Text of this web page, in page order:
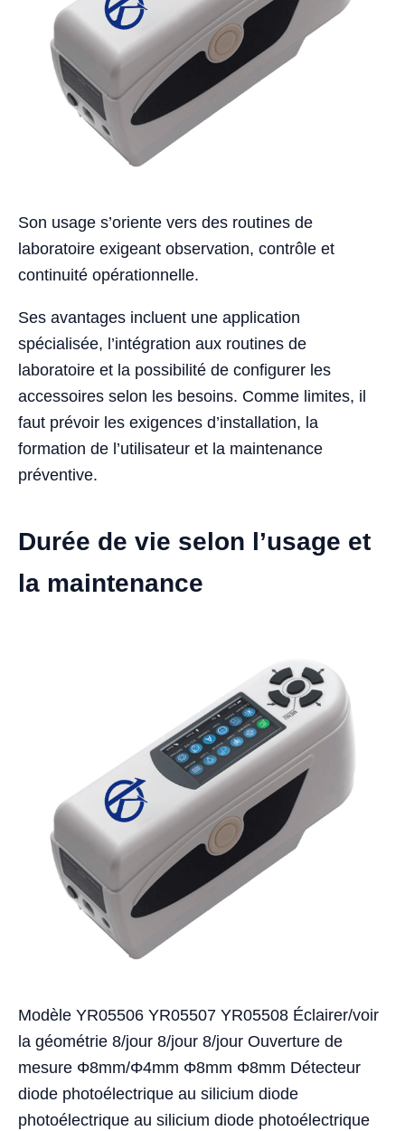
Son usage s’oriente vers des routines de
laboratoire exigeant observation, contrôle et
continuité opérationnelle.
Ses avantages incluent une application
spécialisée, l’intégration aux routines de
laboratoire et la possibilité de configurer les
accessoires selon les besoins. Comme limites, il
faut prévoir les exigences d’installation, la
formation de l’utilisateur et la maintenance
préventive.
Durée de vie selon l’usage et
la maintenance
Modèle YR05506 YR05507 YR05508 Éclairer/voir
la géométrie 8/jour 8/jour 8/jour Ouverture de
mesure Φ8mm/Φ4mm Φ8mm Φ8mm Détecteur
diode photoélectrique au silicium diode
photoélectrique au silicium diode photoélectrique